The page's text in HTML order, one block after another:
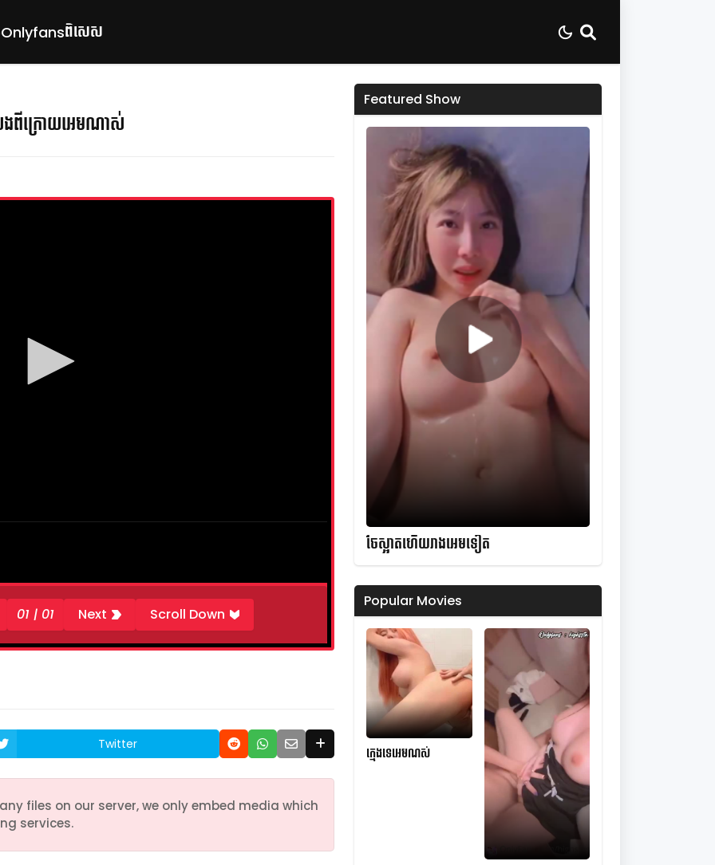
Onlyfansពិសេស
ងពីក្រោយអេមណាស់
01 | 01 Next Scroll Down
Twitter
files on our server, we only embed media which
services.
Featured Show
ចែស្អាតហើយរាងអេមទៀត
Popular Movies
ក្មេងទេអេមណស់